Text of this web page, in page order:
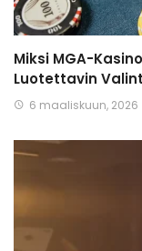
Miksi MGA-
Luotettavin
6 maaliskuun, 2026